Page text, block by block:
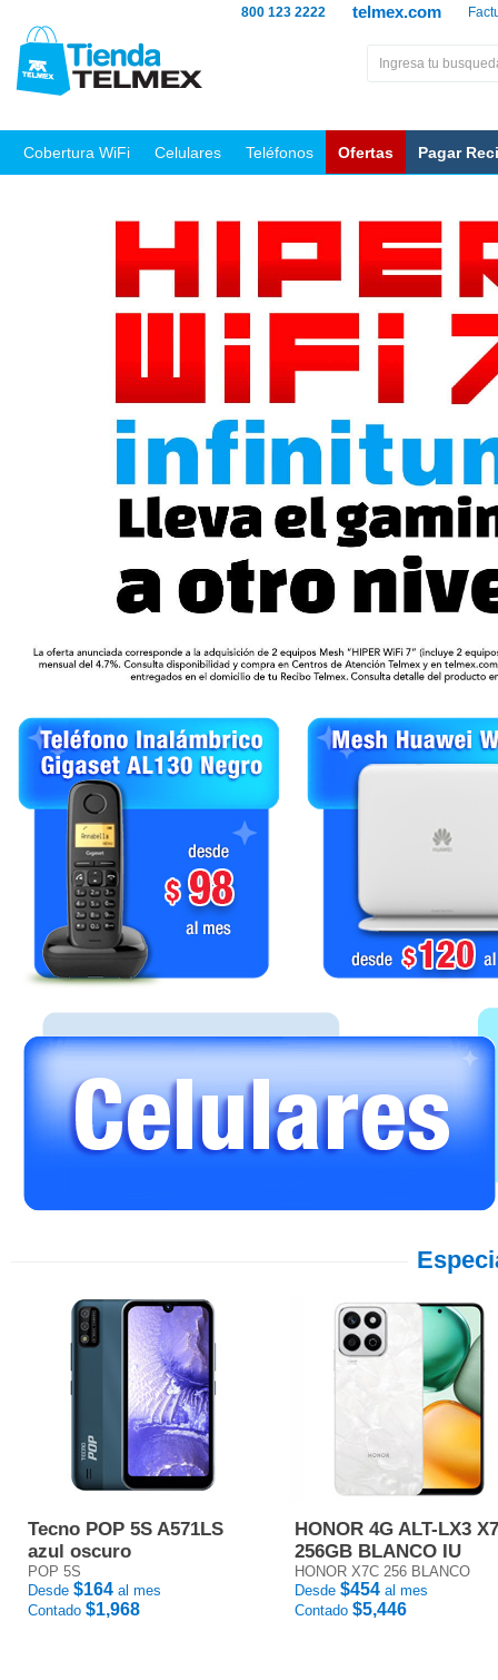
telmex.com
800 123 2222
Cobertura WiFi Celulares Teléfonos Ofertas Pagar
Tecno POP 5S A571LS
azul oscuro
POP 5S
Desde $164 al mes
Contado $1,968
HONOR 4G ALT-LX3
256GB BLANCO IU
HONOR X7C 256 BLANCO
Desde $454 al mes
Contado $5,446